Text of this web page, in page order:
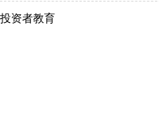
投资者教育